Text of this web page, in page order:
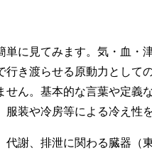
に見てみます。気・血・
行き渡らせる原動力とし
ん。基本的な言葉や定義
装や冷房等による冷え性
謝、排泄に関わる臓器（